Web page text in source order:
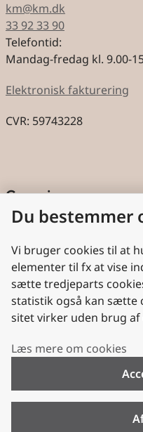
km@km.dk
33 92 33 90
Telefontid:
Mandag-fredag kl. 9.00-
Elektronisk fakturering
CVR: 59743228
Genveje
Cookies
Aktindsigt
Persondatabeskyttelse
Nyttige links
Plan- og
Folkekirken.dk
Du bestemmer
Vi bruger cookies til at
elementer til fx at vise
sætte tredjeparts
statistik også kan sætte
sitet virker uden brug af
Læs mere om cookies